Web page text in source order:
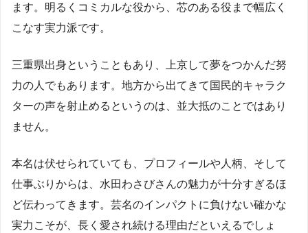
ます。明るくコミカルな役から、芯のある役まで幅広く
こなす実力派です。
三重県出身ということもあり、上京して夢をつかんだ努
力の人でもあります。地方から出てきて国民的キャラク
ターの声を射止めるというのは、並大抵のことではあり
ません。
本名は伏せられていても、プロフィールや人柄、そして
仕事ぶりからは、水田わさびさんの魅力が十分すぎるほ
ど伝わってきます。芸名のインパクトに負けない確かな
実力こそが、長く愛され続ける理由だといえるでしょ